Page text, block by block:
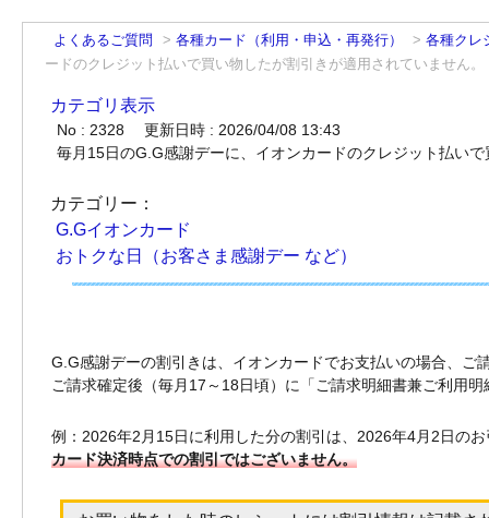
よくあるご質問 > 各種カード（利用・申込・再発行） > 各種クレ
ードのクレジット払いで買い物したが割引きが適用されていません。
カテゴリ表示
No : 2328
更新日時 : 2026/04/08 13:43
毎月15日のG.G感謝デーに、イオンカードのクレジット払い
カテゴリー：
G.Gイオンカード
おトクな日（お客さま感謝デー など）
G.G感謝デーの割引きは、イオンカードでお支払いの場合、ご
ご請求確定後（毎月17～18日頃）に「ご請求明細書兼ご利用
例：2026年2月15日に利用した分の割引は、2026年4月2日の
カード決済時点での割引ではございません。